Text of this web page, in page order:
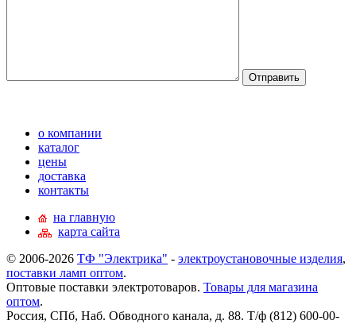
о компании
каталог
цены
доставка
контакты
на главную
карта сайта
© 2006-2026 ТФ "Электрика" - электроустановочные изделия,
поставки ламп оптом.
Оптовые поставки электротоваров. Товары для магазина
оптом.
Россия, СПб, Наб. Обводного канала, д. 88. Т/ф (812) 600-00-